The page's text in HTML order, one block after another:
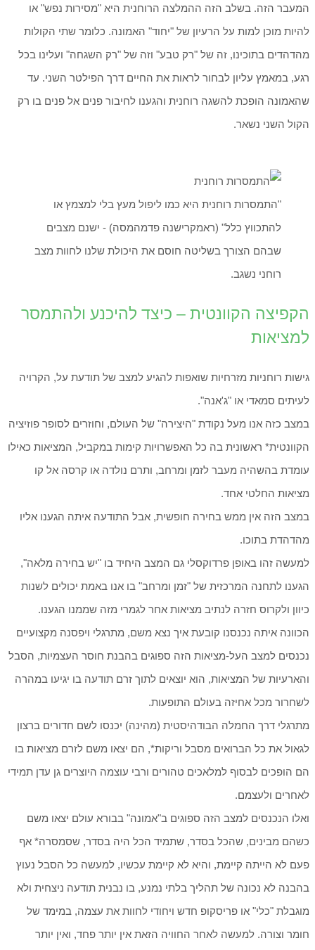
המעבר הזה. בשלב הזה ההמלצה הרוחנית היא "מסירות נפש" או
להיות מוכן למות על הרעיון של "יחוד" האמונה. כלומר שתי הקולות
מהדהדים בתוכינו, זה של "רק טבע" וזה של "רק השגחה" ועלינו בכל
רגע, במאמץ עליון לבחור לראות את החיים דרך הפילטר השני. עד
שהאמונה הופכת להשגה רוחנית והגענו לחיבור פנים אל פנים בו רק
הקול השני נשאר.
"התמסרות רוחנית היא כמו ליפול מעץ בלי למצמץ או
להתכווץ כלל" (ראמקרישנה פדמהמסה) - ישנם מצבים
שבהם הצורך בשליטה חוסם את היכולת שלנו לחוות מצב
רוחני נשגב.
הקפיצה הקוונטית – כיצד להיכנע ולהתמסר
למציאות
גישות רוחניות מזרחיות שואפות להגיע למצב של תודעת על, הקרויה
לעיתים סמאדי או "ג'אנה".
במצב כזה אנו מעל נקודת "היצירה" של העולם, וחוזרים לסופר פוזיציה
הקוונטית* ראשונית בה כל האפשרויות קימות במקביל, המציאות כאילו
עומדת בהשהיה מעבר לזמן ומרחב, ותרם נולדה או קרסה אל קו
מציאות החלטי אחד.
במצב הזה אין ממש בחירה חופשית, אבל התודעה איתה הגענו אליו
מהדהדת בתוכו.
למעשה זהו באופן פרדוקסלי גם המצב היחיד בו "יש בחירה מלאה",
הגענו לתחנה המרכזית של "זמן ומרחב" בו אנו באמת יכולים לשנות
כיוון ולקרוס חזרה לנתיב מציאות אחר לגמרי מזה שממנו הגענו.
הכוונה איתה נכנסנו קובעת איך נצא משם, מתרגלי ויפסנה מקצועיים
נכנסים למצב העל-מציאות הזה ספוגים בהבנת חוסר העצמיות, הסבל
והארעיות של המציאות, הוא יוצאים לתוך זרם תודעה בו יגיעו במהרה
לשחרור מכל אחיזה בעולם התופעות.
מתרגלי דרך החמלה הבודהיסטית (מהינה) יכנסו לשם חדורים ברצון
לגאול את כל הברואים מסבל וריקות*, הם יצאו משם לזרם מציאות בו
הם הופכים לבסוף למלאכים טהורים ורבי עוצמה היוצרים גן עדן תמידי
לאחרים ולעצמם.
ואלו הנכנסים למצב הזה ספוגים ב"אמונה" בבורא עולם יצאו משם
כשהם מבינים, שהכל בסדר, שתמיד הכל היה בסדר, שסמסרה* אף
פעם לא הייתה קיימת, והיא לא קיימת עכשיו, למעשה כל הסבל נעוץ
בהבנה לא נכונה של תהליך בלתי נמנע, בו נבנית תודעה ניצחית ולא
מוגבלת "כלי" או פריסקופ חדש ויחודי לחוות את עצמה, במימד של
חומר וצורה. למעשה לאחר החוויה הזאת אין יותר פחד, ואין יותר